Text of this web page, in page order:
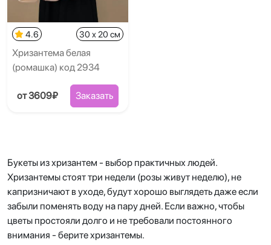
4.6 30 x 20 см
Хризантема белая
(ромашка) код 2934
от 3609₽ Заказать
Букеты из хризантем - выбор практичных людей.
Хризантемы стоят три недели (розы живут неделю), не
капризничают в уходе, будут хорошо выглядеть даже если
забыли поменять воду на пару дней. Если важно, чтобы
цветы простояли долго и не требовали постоянного
внимания - берите хризантемы.